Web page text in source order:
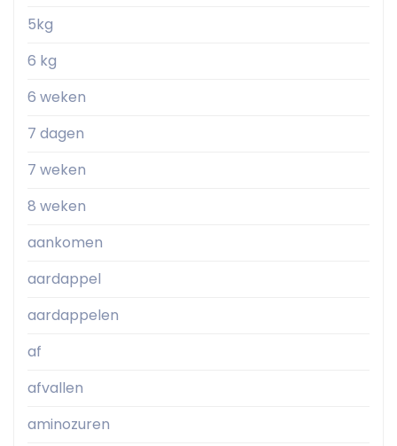
5kg
6 kg
6 weken
7 dagen
7 weken
8 weken
aankomen
aardappel
aardappelen
af
afvallen
aminozuren